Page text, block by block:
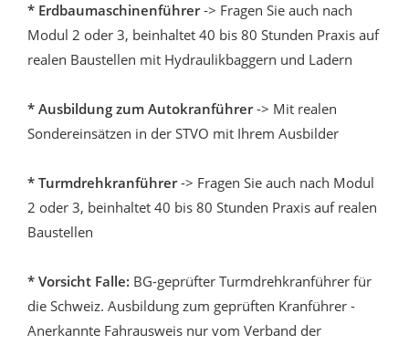
* Erdbaumaschinenführer-> Fragen Sie auch nach
Modul 2 oder 3, beinhaltet 40 bis 80 Stunden Praxis auf
realen Baustellen mit Hydraulikbaggern und Ladern
* Ausbildung zum Autokranführer-> Mit realen
Sondereinsätzen in der STVO mit Ihrem Ausbilder
* Turmdrehkranführer-> Fragen Sie auch nach Modul
2 oder 3, beinhaltet 40 bis 80 Stunden Praxis auf realen
Baustellen
* Vorsicht Falle: BG-geprüfter Turmdrehkranführer für
die Schweiz. Ausbildung zum geprüften Kranführer -
Anerkannte Fahrausweis nur vom Verband der